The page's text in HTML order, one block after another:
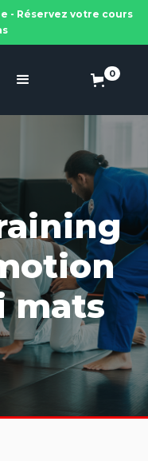
- Réservez votre cours
0
mats